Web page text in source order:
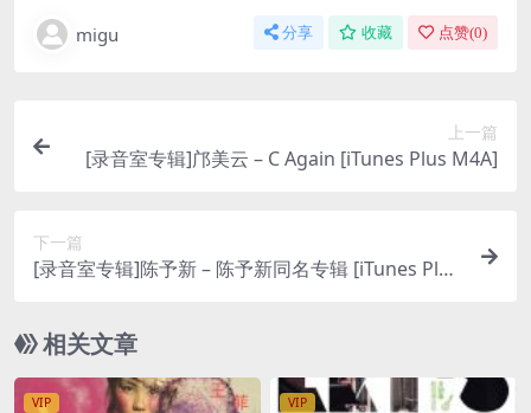
migu 分享 收藏 点赞(0)
上一篇
[录音室专辑]邝美云 – C Again [iTunes Plus M4A]
下一篇
[录音室专辑]陈予新 – 陈予新同名专辑 [iTunes Plus
相关文章
VIP VIP